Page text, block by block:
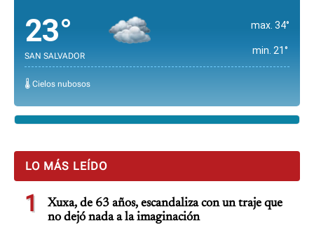
23°
SAN SALVADOR
max. 34°
min. 21°
🌡️ Cielos nubosos
LO MÁS LEÍDO
1
Xuxa, de 63 años, escandaliza con un traje que
no dejó nada a la imaginación